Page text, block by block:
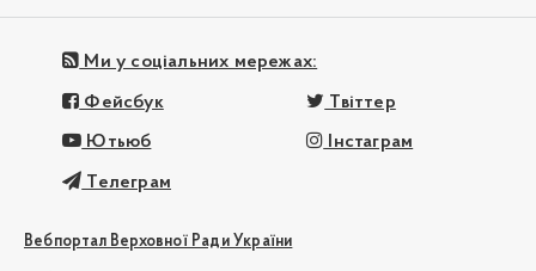
Ми у соціальних мережах:
Фейсбук Твіттер
Ютьюб Інстаграм
Телеграм
Вебпортал Верховної Ради України